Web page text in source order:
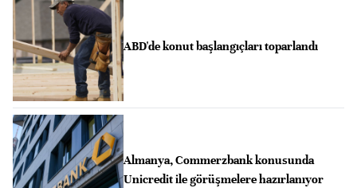
ABD'de konut başlangıçları toparlandı
Almanya, Commerzbank konusunda
Unicredit ile görüşmelere hazırlanıyor